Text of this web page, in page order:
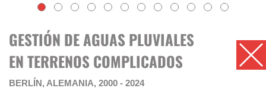
GESTIÓN DE AGUAS PLUVIALES
EN TERRENOS COMPLICADOS
BERLÍN, ALEMANIA, 2000 - 2024